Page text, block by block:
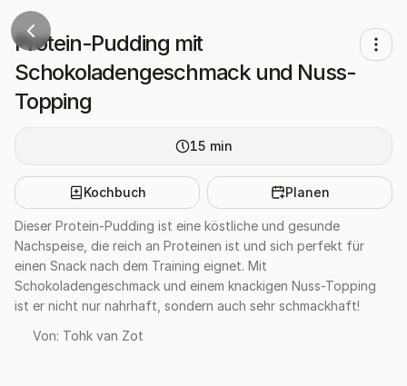
Protein-Pudding mit
Schokoladengeschmack und Nuss-
Topping
15 min
Kochbuch Planen
Dieser Protein-Pudding ist eine köstliche und gesunde
Nachspeise, die reich an Proteinen ist und sich perfekt für
einen Snack nach dem Training eignet. Mit
Schokoladengeschmack und einem knackigen Nuss-Topping
ist er nicht nur nahrhaft, sondern auch sehr schmackhaft!
Von: Tohk van Zot